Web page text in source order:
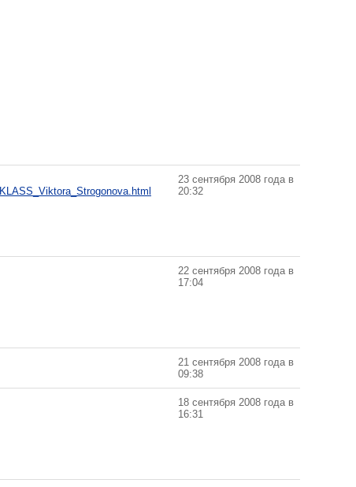
23 сентября 2008 года в
20:32
22 сентября 2008 года в
17:04
21 сентября 2008 года в
09:38
18 сентября 2008 года в
16:31